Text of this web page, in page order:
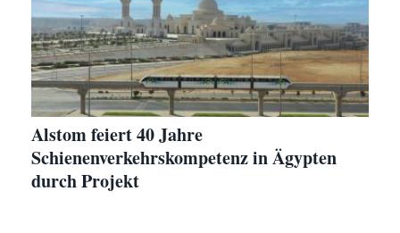
Alstom feiert 40 Jahre
Schienenverkehrskompetenz in Ägypten
durch Projekt